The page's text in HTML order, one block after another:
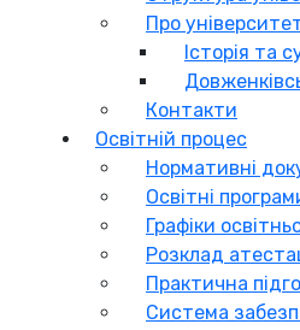
Про
Історія та
Контакти
Освітній процес
Нормативні
Освітні
Графіки
Розклад
Практична
Система